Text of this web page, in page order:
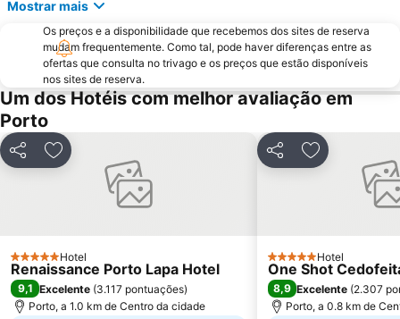
Edificio da Alfândega
Braga Parque
Mercado do Bolhão
Estádio Municipal de Braga - Estádio AXA
Aldeia Rural Preservada de Quintandona
Palacio do Freixo
Mindelo Beach
Bom Jesus do Monte
Caxinas Beach
Termas Romanas do Alto da Cividade
Estação de Caminhos de Ferro de Braga
Casino de Espinho
Parque do Palácio de Cristal
Aquático de Fafe
Azurara Beach
Mostrar mais
Os preços e a disponibilidade que recebemos dos sites de reserva
mudam frequentemente. Como tal, pode haver diferenças entre as
ofertas que consulta no trivago e os preços que estão disponíveis
nos sites de reserva.
Um dos Hotéis com melhor avaliação em
Porto
PartilharAdicionar aos favoritos
5 EstrelasHotel
Renaissance Porto Lapa Hotel
9,1 Excelente (3.117 pontuações)
Porto, a 1.0 km de Centro da cidade
PartilharAdicionar
5 EstrelasHotel
One Shot
8,9 Excelente (2.307
Porto, a 0.8 km de